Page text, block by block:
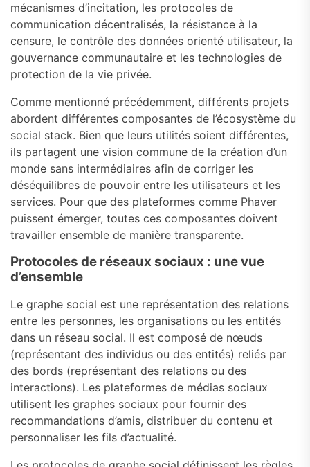
mécanismes d’incitation, les protocoles de
communication décentralisés, la résistance à la
censure, le contrôle des données orienté utilisateur, la
gouvernance communautaire et les technologies de
protection de la vie privée.
Comme mentionné précédemment, différents projets
abordent différentes composantes de l’écosystème du
social stack. Bien que leurs utilités soient différentes,
ils partagent une vision commune de la création d’un
monde sans intermédiaires afin de corriger les
déséquilibres de pouvoir entre les utilisateurs et les
services. Pour que des plateformes comme Phaver
puissent émerger, toutes ces composantes doivent
travailler ensemble de manière transparente.
Protocoles de réseaux sociaux : une vue
d’ensemble
Le graphe social est une représentation des relations
entre les personnes, les organisations ou les entités
dans un réseau social. Il est composé de nœuds
(représentant des individus ou des entités) reliés par
des bords (représentant des relations ou des
interactions). Les plateformes de médias sociaux
utilisent les graphes sociaux pour fournir des
recommandations d’amis, distribuer du contenu et
personnaliser les fils d’actualité.